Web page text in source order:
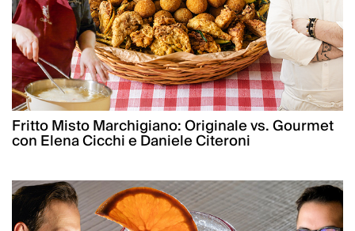
Fritto Misto Marchigiano: Originale vs. Gourmet
con Elena Cicchi e Daniele Citeroni